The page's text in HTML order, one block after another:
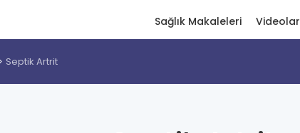
Sağlık Makaleleri Videolar
Septik Artrit